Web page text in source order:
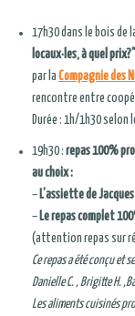
17h30 dans le bois de
locaux·les, à quel prix?”
par la Compagnie des
rencontre entre
Durée : 1h/1h30 selon
19h30 : repas 100%
au choix :
– L’assiette de
– Le repas complet
(attention repas sur
Ce repas a été conçu et
Danielle C. , Brigitte H.
Les aliments cuisinés